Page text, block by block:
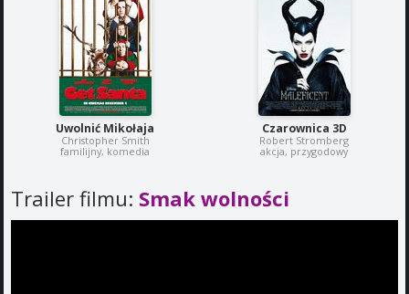
Uwolnić Mikołaja
Christopher Smith
familijny, komedia
Czarownica 3D
Robert Stromberg
akcja, przygodowy
Trailer filmu: Smak wolności